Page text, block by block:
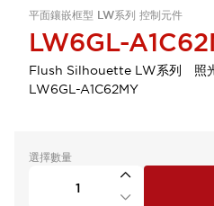
平面鑲嵌框型 LW系列 控制元件
LW6GL-
Flush Silhouette LW系列
LW6GL-A1C62MY
選擇數量